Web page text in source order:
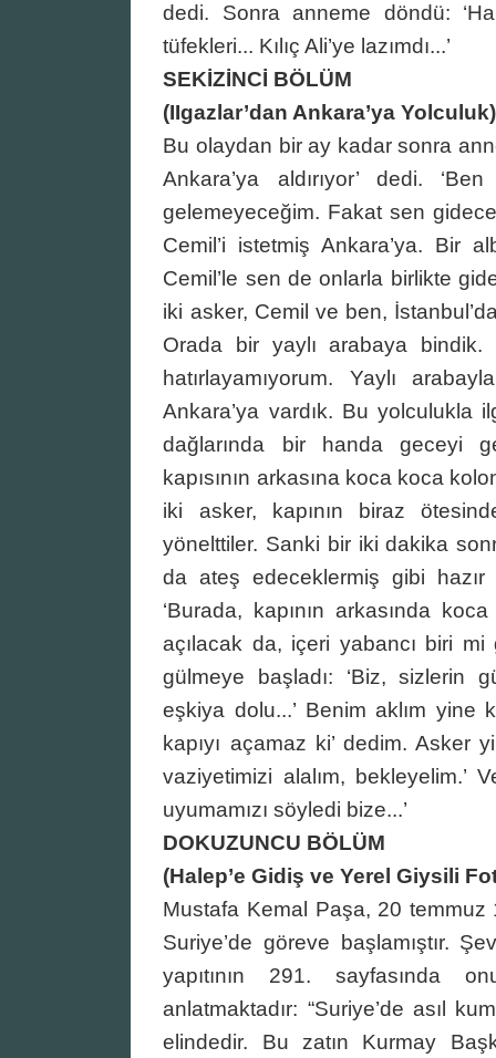
dedi. Sonra anneme döndü:
tüfekleri... Kılıç Ali’ye lazımdı...’
SEKİZİNCİ BÖLÜM
(IIgazlar’dan Ankara’ya Yolculuk)
Bu olaydan bir ay kadar sonra
Ankara’ya aldırıyor’ dedi.
gelemeyeceğim. Fakat sen
Cemil’i istetmiş Ankara’ya. Bir
Cemil’le sen de onlarla birlikte
iki asker, Cemil ve ben,
Orada bir yaylı arabaya
hatırlayamıyorum. Yaylı
Ankara’ya vardık. Bu yolculukla
dağlarında bir handa geceyi
kapısının arkasına koca koca
iki asker, kapının biraz
yönelttiler. Sanki bir iki dakika
da ateş edeceklermiş gibi hazır
‘Burada, kapının arkasında
açılacak da, içeri yabancı biri mi
gülmeye başladı: ‘Biz, sizlerin
eşkiya dolu...’ Benim aklım yine
kapıyı açamaz ki’ dedim. Asker
vaziyetimizi alalım, bekleyelim.’
uyumamızı söyledi bize...’
DOKUZUNCU BÖLÜM
(Halep’e Gidiş ve Yerel Giysili
Mustafa Kemal Paşa, 20 temmuz
Suriye’de göreve başlamıştır.
yapıtının 291. sayfasında
anlatmaktadır: “Suriye’de asıl
elindedir. Bu zatın Kurmay